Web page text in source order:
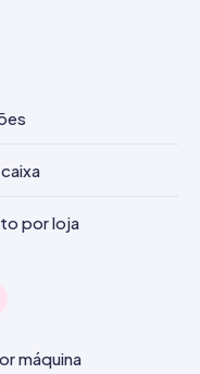
por loja
máquina